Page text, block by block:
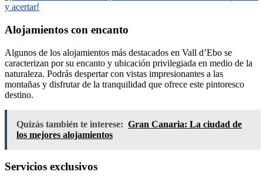
y acertar!
Alojamientos con encanto
Algunos de los alojamientos más destacados en Vall d’Ebo se
caracterizan por su encanto y ubicación privilegiada en medio de la
naturaleza. Podrás despertar con vistas impresionantes a las
montañas y disfrutar de la tranquilidad que ofrece este pintoresco
destino.
Quizás también te interese: Gran Canaria: La ciudad de
los mejores alojamientos
Servicios exclusivos